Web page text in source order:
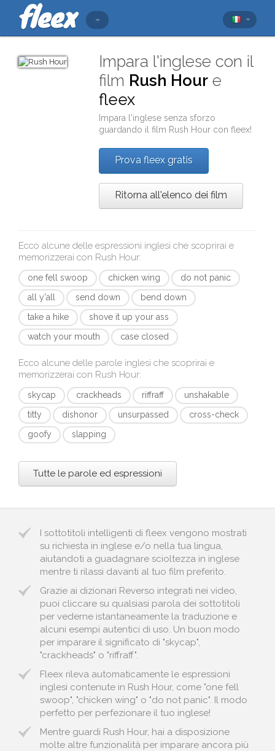
Impara l'inglese con il
film Rush Hour e
fleex
Impara l'inglese senza sforzo
guardando il film Rush Hour confleex!
Prova fleex gratis
Ritorna all'elenco dei film
Ecco alcune delle espressioni inglesi che scoprirai e
memorizzerai con Rush Hour:
one fell swoop chicken wing
do not panic
all y'all
send down
bend down
take a hike
shove it up your ass
watch your mouth
case closed
Ecco alcune delle parole inglesi che scoprirai e
memorizzerai con Rush Hour:
skycap crackheads riffraff
unshakable
titty
dishonor unsurpassed
cross-check
goofy
slapping
Tutte le parole ed espressioni
I sottotitoli intelligenti di fleex vengono mostrati
su richiesta in inglese e/o nella tua lingua,
aiutandoti a guadagnare scioltezza in inglese
mentre ti rilassi davanti al tuo film preferito.
Grazie ai dizionari Reverso integrati nei video,
puoi cliccare su qualsiasi parola dei sottotitoli
per vederne istantaneamente la traduzione e
alcuni esempi autentici di uso. Un buon modo
per imparare il significato di "skycap",
"crackheads" o "riffraff".
Fleex rileva automaticamente le espressioni
inglesi contenute in Rush Hour, come "one fell
swoop", "chicken wing" o "do not panic". Il modo
perfetto per perfezionare il tuo inglese!
Mentre guardi Rush Hour, hai a disposizione
molte altre funzionalità per imparare ancora più